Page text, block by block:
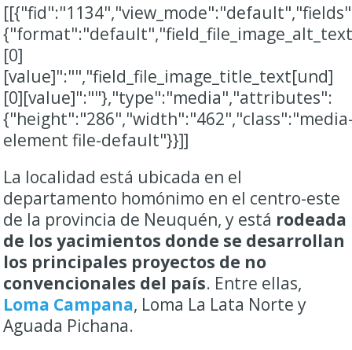
[0]
[value]":"","field_file_image_title_text[und]
[0][value]":""},"type":"media","attributes":
element file-default"}}]]
La localidad está ubicada en el
departamento homónimo en el centro-este
de la provincia de Neuquén, y está rodeada
de los yacimientos donde se desarrollan
los principales proyectos de no
convencionales del país. Entre ellas,
Loma Campana, Loma La Lata Norte y
Aguada Pichana.